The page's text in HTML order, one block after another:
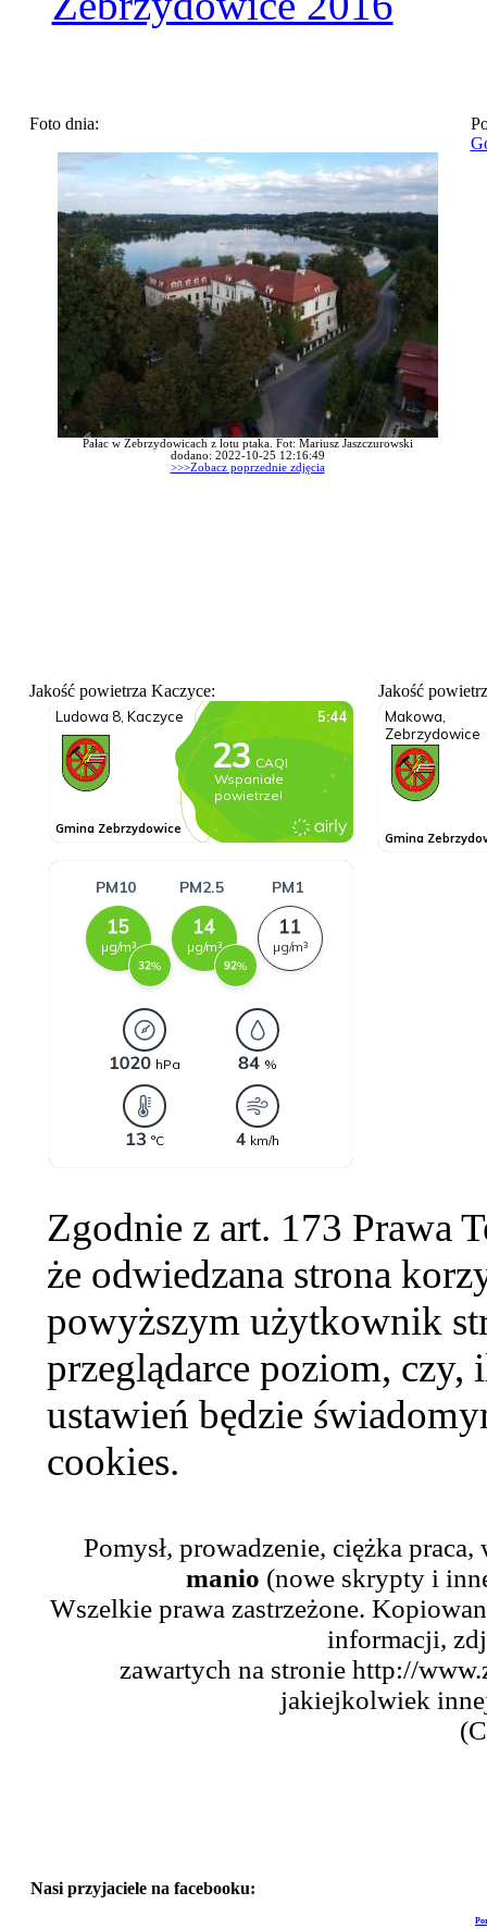
Foto dnia:
Pałac w Zebrzydowicach z lotu ptaka. Fot: Mariusz Jaszczurowski
dodano: 2022-10-25 12:16:49
>>>Zobacz poprzednie zdjęcia
Jakość powietrza Kaczyce: Jakość
Zgodnie z art. 173 Prawa
że odwiedzana strona
powyższym użytkownik
przeglądarce poziom,
ustawień będzie
cookies.
Pomysł, prowadzenie, ciężka
manio (nowe skrypty i
Wszelkie prawa zastrzeżone.
informacji,
zawartych na stronie http://
jakiejkolwiek
Nasi przyjaciele na facebooku: